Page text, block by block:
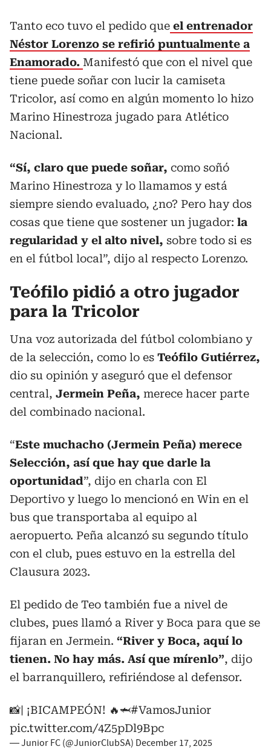
Tanto eco tuvo el pedido que el entrenador
Néstor Lorenzo se refirió puntualmente a
Enamorado. Manifestó que con el nivel que
tiene puede soñar con lucir la camiseta
Tricolor, así como en algún momento lo hizo
Marino Hinestroza jugado para Atlético
Nacional.
“Sí, claro que puede soñar, como soñó
Marino Hinestroza y lo llamamos y está
siempre siendo evaluado, ¿no? Pero hay dos
cosas que tiene que sostener un jugador: la
regularidad y el alto nivel, sobre todo si es
en el fútbol local”, dijo al respecto Lorenzo.
Teófilo pidió a otro jugador
para la Tricolor
Una voz autorizada del fútbol colombiano y
de la selección, como lo es Teófilo Gutiérrez,
dio su opinión y aseguró que el defensor
central, Jermein Peña, merece hacer parte
del combinado nacional.
“Este muchacho (Jermein Peña) merece
Selección, así que hay que darle la
oportunidad”, dijo en charla con El
Deportivo y luego lo mencionó en Win en el
bus que transportaba al equipo al
aeropuerto. Peña alcanzó su segundo título
con el club, pues estuvo en la estrella del
Clausura 2023.
El pedido de Teo también fue a nivel de
clubes, pues llamó a River y Boca para que se
fijaran en Jermein. “River y Boca, aquí lo
tienen. No hay más. Así que mírenlo”, dijo
el barranquillero, refiriéndose al defensor.
📸| ¡BICAMPEÓN! 🔥🦈#VamosJunior
pic.twitter.com/4Z5pDl9Bpc
— Junior FC (@JuniorClubSA) December 17, 2025